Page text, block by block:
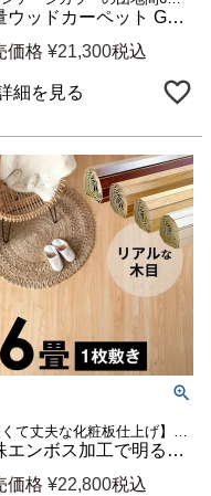
軽量ウッドカーペット GA-60ヴィンテージ 団地間6畳用 約243×345cm 1梱包 全3色 [ga-60-d60-vintage]
価格 ¥21,300税込
細を見る
【硬くて丈夫な化粧板仕上げ】江戸間6畳用ウッドカーペット
特殊エンボス加工で明るい木目のフローリングカーペット PJ-40 江戸間6畳用 約260×350cm (低ホルマリン・1梱包) [cpt-pj40-e60]
価格 ¥22,800税込